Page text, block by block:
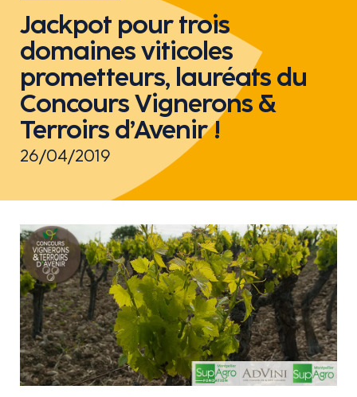
Jackpot pour trois
domaines viticoles
prometteurs, lauréats du
Concours Vignerons &
Terroirs d’Avenir !
26/04/2019